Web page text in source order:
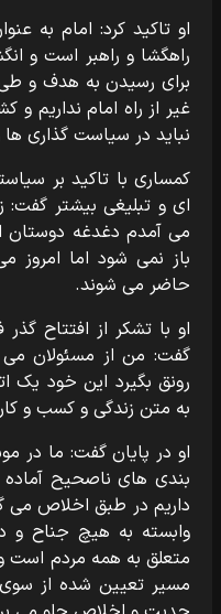
او تاکید کرد: امام به
راهگشا و راهبر است و
برای رسیدن به هدف و طی
غیر از راه امام نداریم
نباید در سیاست گذاری ها
کمساری با تاکید بر
ای و تبلیغی بیشتر
می آمدم دغدغه دوستان
باز نمی شود اما امروز
حاضر می شوند.
او با تشکر از افتتاح
گفت: من از مسئولان می
رونق بگیرد این خود یک
به متن زندگی و کسب و
او در پایان گفت: ما در
بندی های ناصحیح
داریم در طبق اخلاص می
وابسته به هیچ جناح
متعلق به همه مردم است و
مسیر تعیین شده از سوی